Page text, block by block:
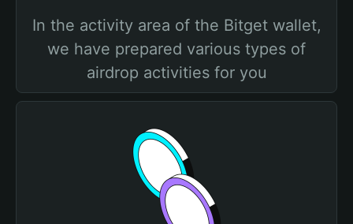
In the activity area of the Bitget wallet,
we have prepared various types of
airdrop activities for you